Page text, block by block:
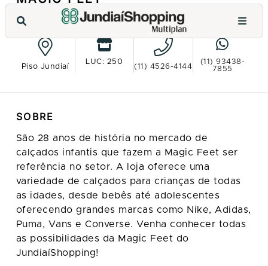
VER NO MAPA
Piso Jundiaí
LUC: 250
(11) 4526-4144
(11) 93438-
7855
SOBRE
São 28 anos de história no mercado de
calçados infantis que fazem a Magic Feet ser
referência no setor. A loja oferece uma
variedade de calçados para crianças de todas
as idades, desde bebês até adolescentes
oferecendo grandes marcas como Nike, Adidas,
Puma, Vans e Converse. Venha conhecer todas
as possibilidades da Magic Feet do
JundiaíShopping!